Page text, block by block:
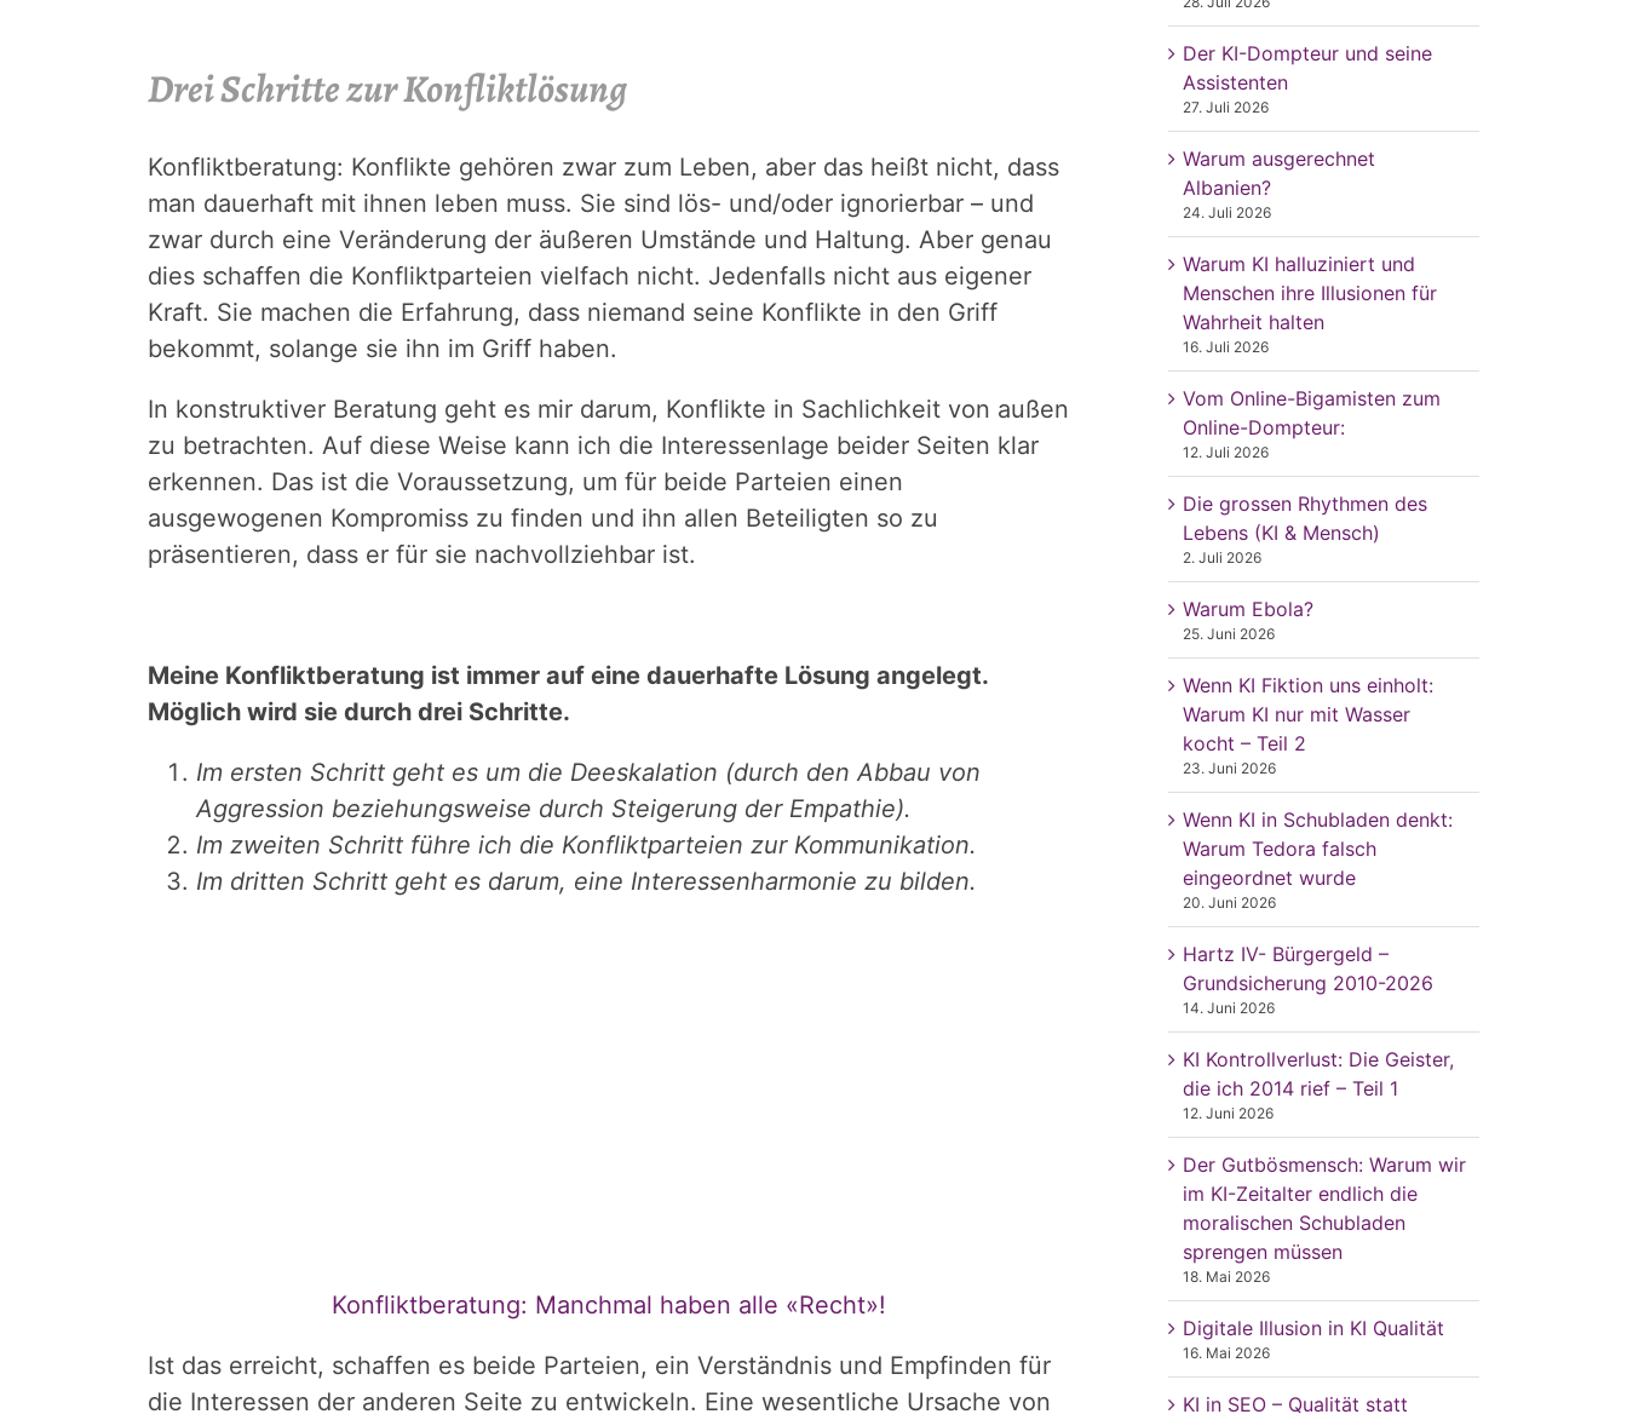
Drei Schritte zur Konfliktlösung
Konfliktberatung: Konflikte gehören zwar zum Leben, aber das heißt nicht, dass
man dauerhaft mit ihnen leben muss. Sie sind lös- und/oder ignorierbar – und
zwar durch eine Veränderung der äußeren Umstände und Haltung. Aber genau
dies schaffen die Konfliktparteien vielfach nicht. Jedenfalls nicht aus eigener
Kraft. Sie machen die Erfahrung, dass niemand seine Konflikte in den Griff
bekommt, solange sie ihn im Griff haben.
In konstruktiver Beratung geht es mir darum, Konflikte in Sachlichkeit von außen
zu betrachten. Auf diese Weise kann ich die Interessenlage beider Seiten klar
erkennen. Das ist die Voraussetzung, um für beide Parteien einen
ausgewogenen Kompromiss zu finden und ihn allen Beteiligten so zu
präsentieren, dass er für sie nachvollziehbar ist.
Meine Konfliktberatung ist immer auf eine dauerhafte Lösung angelegt.
Möglich wird sie durch drei Schritte.
Im ersten Schritt geht es um die Deeskalation (durch den Abbau von
Aggression beziehungsweise durch Steigerung der Empathie).
Im zweiten Schritt führe ich die Konfliktparteien zur Kommunikation.
Im dritten Schritt geht es darum, eine Interessenharmonie zu bilden.
Konfliktberatung: Manchmal haben alle «Recht»!
Ist das erreicht, schaffen es beide Parteien, ein Verständnis und Empfinden für
die Interessen der anderen Seite zu entwickeln. Eine wesentliche Ursache von
Der KI-Dompteur und seine
Assistenten
27. Juli 2026
Warum ausgerechnet
Albanien?
24. Juli 2026
Warum KI halluziniert und
Menschen ihre Illusionen für
Wahrheit halten
16. Juli 2026
Vom Online-Bigamisten zum
Online-Dompteur:
12. Juli 2026
Die grossen Rhythmen des
Lebens (KI & Mensch)
2. Juli 2026
Warum Ebola?
25. Juni 2026
Wenn KI Fiktion uns einholt:
Warum KI nur mit Wasser
kocht – Teil 2
23. Juni 2026
Wenn KI in Schubladen denkt:
Warum Tedora falsch
eingeordnet wurde
20. Juni 2026
Hartz IV- Bürgergeld –
Grundsicherung 2010-2026
14. Juni 2026
KI Kontrollverlust: Die Geister,
die ich 2014 rief – Teil 1
12. Juni 2026
Der Gutbösmensch: Warum wir
im KI-Zeitalter endlich die
moralischen Schubladen
sprengen müssen
18. Mai 2026
Digitale Illusion in KI Qualität
16. Mai 2026
KI in SEO – Qualität statt